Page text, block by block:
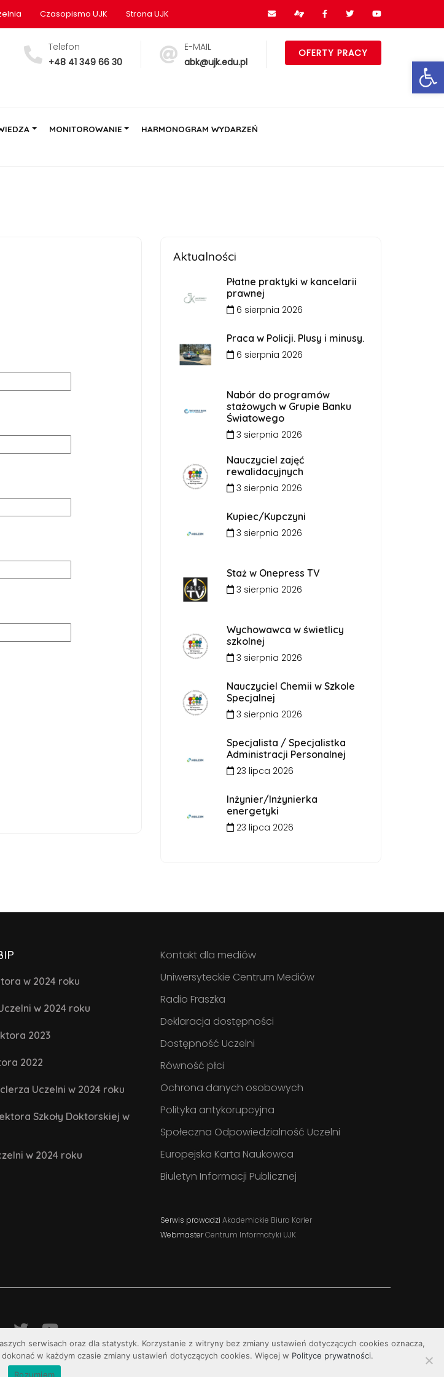
Czasopismo UJK Strona UJK
Telefon
+48 41 349 66 30
E-MAIL
abk@ujk.edu.pl
OFERTY PRACY
MONITOROWANIE
HARMONOGRAM WYDARZEŃ
Aktualności
Płatne praktyki w kancelarii
prawnej
6 sierpnia 2026
Praca w Policji. Plusy i minusy.
6 sierpnia 2026
Nabór do programów
stażowych w Grupie Banku
Światowego
3 sierpnia 2026
Nauczyciel zajęć
rewalidacyjnych
3 sierpnia 2026
Kupiec/Kupczyni
3 sierpnia 2026
Staż w Onepress TV
3 sierpnia 2026
Wychowawca w świetlicy
szkolnej
3 sierpnia 2026
Nauczyciel Chemii w Szkole
Specjalnej
3 sierpnia 2026
Specjalista / Specjalistka
Administracji Personalnej
23 lipca 2026
Inżynier/Inżynierka
energetyki
23 lipca 2026
w 2024 roku
w 2024 roku
2023
2022
Uczelni w 2024 roku
Szkoły Doktorskiej w
w 2024 roku
Kontakt dla mediów
Uniwersyteckie Centrum Mediów
Radio Fraszka
Deklaracja dostępności
Dostępność Uczelni
Równość płci
Ochrona danych osobowych
Polityka antykorupcyjna
Społeczna Odpowiedzialność Uczelni
Europejska Karta Naukowca
Biuletyn Informacji Publicznej
Serwis prowadzi Akademickie Biuro Karier
WebmasterCentrum Informatyki UJK
Kochanowskiego w Kielcach
serwisach oraz dla statystyk. Korzystanie z witryny bez zmiany ustawień dotyczących cookies oznacza,
w każdym czasie zmiany ustawień dotyczących cookies. Więcej w Polityce prywatności.
Rozumiem